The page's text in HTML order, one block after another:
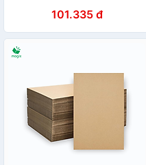
101.335 đ